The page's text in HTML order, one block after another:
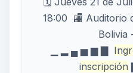
18:00 🏬 Auditorio
Bolivia
▁ ▂ ▄ ▅ ▆ ▇
inscripción